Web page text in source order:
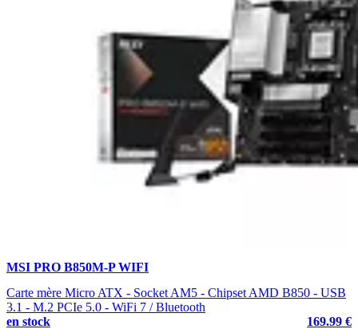
MSI PRO B850M-P WIFI
Carte mère Micro ATX - Socket AM5 - Chipset AMD B850 - USB
3.1 - M.2 PCIe 5.0 - WiFi 7 / Bluetooth
en stock
169.99 €